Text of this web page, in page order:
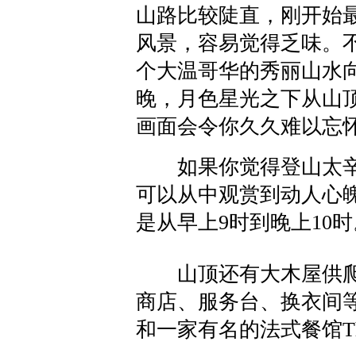
山路比较陡直，刚开始
风景，容易觉得乏味。
个大温哥华的秀丽山水
晚，月色星光之下从山
画面会令你久久难以忘
如果你觉得登山太辛
可以从中观赏到动人心
是从早上9时到晚上10
山顶还有大木屋供爬
商店、服务台、换衣间
和一家有名的法式餐馆